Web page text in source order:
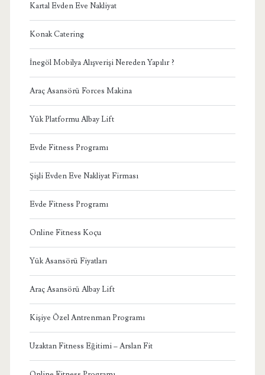
Kartal Evden Eve Nakliyat
Konak Catering
İnegöl Mobilya Alışverişi Nereden Yapılır ?
Araç Asansörü Forces Makina
Yük Platformu Albay Lift
Evde Fitness Programı
Şişli Evden Eve Nakliyat Firması
Evde Fitness Programı
Online Fitness Koçu
Yük Asansörü Fiyatları
Araç Asansörü Albay Lift
Kişiye Özel Antrenman Programı
Uzaktan Fitness Eğitimi – Arslan Fit